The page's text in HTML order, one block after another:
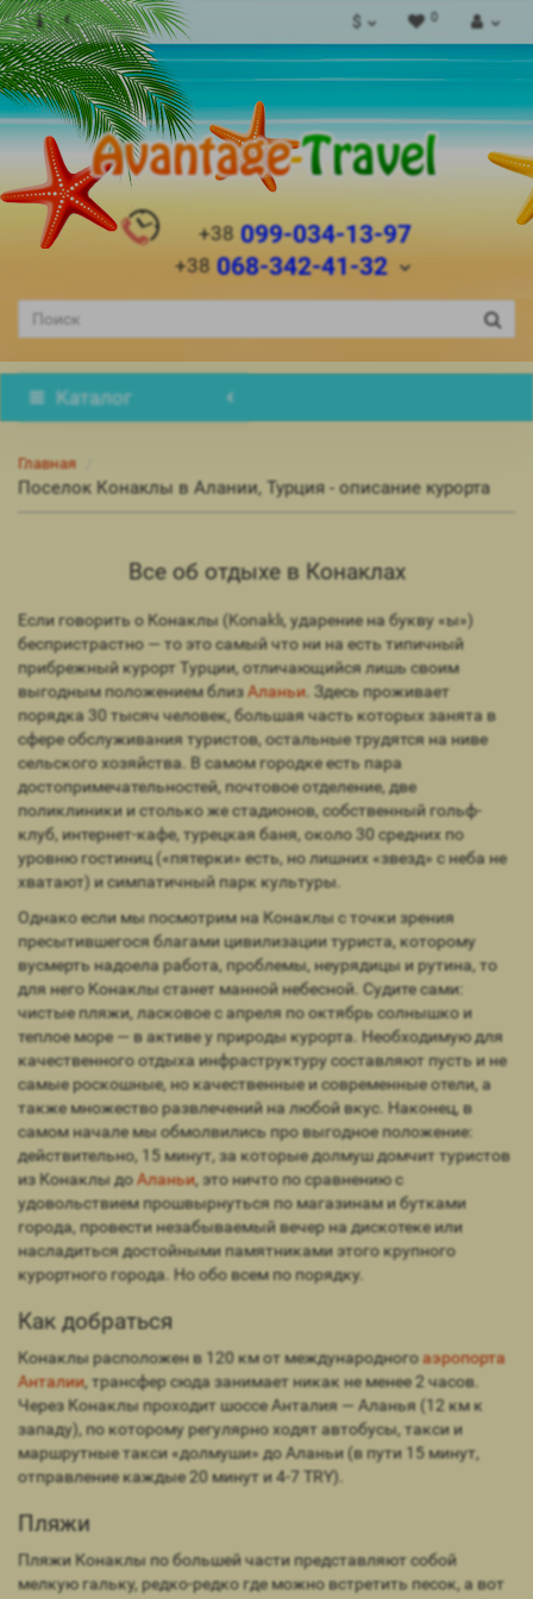
$ 0
+38 099-034-13-97
+38 068-342-41-32
Каталог
Главная
Поселок Конаклы в Алании, Турция - описание курорта
Все об отдыхе в Конаклах
Если говорить о Конаклы (Konaklı, ударение на букву «ы»)
беспристрастно — то это самый что ни на есть типичный
прибрежный курорт Турции, отличающийся лишь своим
выгодным положением близАланьи. Здесь проживает
порядка 30 тысяч человек, большая часть которых занята в
сфере обслуживания туристов, остальные трудятся на ниве
сельского хозяйства. В самом городке есть пара
достопримечательностей, почтовое отделение, две
поликлиники и столько же стадионов, собственный гольф-
клуб, интернет-кафе, турецкая баня, около 30 средних по
уровню гостиниц («пятерки» есть, но лишних «звезд» с неба не
хватают) и симпатичный парк культуры.
Однако если мы посмотрим на Конаклы с точки зрения
пресытившегося благами цивилизации туриста, которому
вусмерть надоела работа, проблемы, неурядицы и рутина, то
для него Конаклы станет манной небесной. Судите сами:
чистые пляжи, ласковое с апреля по октябрь солнышко и
теплое море — в активе у природы курорта. Необходимую для
качественного отдыха инфраструктуру составляют пусть и не
самые роскошные, но качественные и современные отели, а
также множество развлечений на любой вкус. Наконец, в
самом начале мы обмолвились про выгодное положение:
действительно, 15 минут, за которые долмуш домчит туристов
из Конаклы доАланьи, это ничто по сравнению с
удовольствием прошвырнуться по магазинам и бутками
города, провести незабываемый вечер на дискотеке или
насладиться достойными памятниками этого крупного
курортного города. Но обо всем по порядку.
Как добраться
Конаклы расположен в 120 км от международногоаэропорта
Анталии, трансфер сюда занимает никак не менее 2 часов.
Через Конаклы проходит шоссе Анталия — Аланья (12 км к
западу), по которому регулярно ходят автобусы, такси и
маршрутные такси «долмуши» до Аланьи (в пути 15 минут,
отправление каждые 20 минут и 4-7 TRY).
Пляжи
Пляжи Конаклы по большей части представляют собой
мелкую гальку, редко-редко где можно встретить песок, а вот